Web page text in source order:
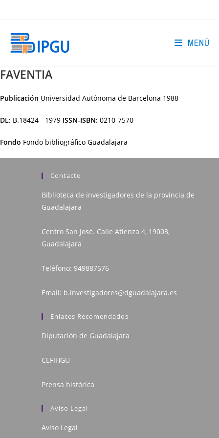
MENÚ
FAVENTIA
Publicación Universidad Autónoma de Barcelona 1988
DL: B.18424 - 1979 ISSN-ISBN: 0210-7570
Fondo Fondo bibliográfico Guadalajara
Contacto
Biblioteca de investigadores de la provincia de
Guadalajara
Centro San José. Calle Atienza 4, 19003,
Guadalajara
Teléfono: 949887576
Email: b.investigadores@dguadalajara.es
Enlaces Recomendados
Diputación de Guadalajara
CEFIHGU
Prensa histórica
Aviso Legal
Aviso Legal